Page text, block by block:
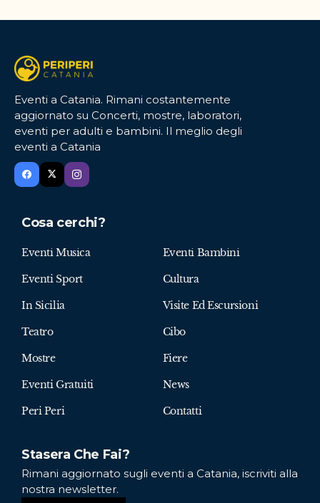
Eventi a Catania. Rimani costantemente
aggiornato su Concerti, mostre, laboratori,
eventi per adulti e bambini. Il meglio degli
eventi a Catania
Cosa cerchi?
Eventi Musica Eventi Bambini
Eventi Sport Cultura
In Sicilia Visite Ed Escursioni
Teatro Cibo
Mostre Fiere
Eventi Gratuiti News
Peri Peri Contatti
Stasera Che Fai?
Rimani aggiornato sugli eventi a Catania, iscriviti alla
nostra newsletter.